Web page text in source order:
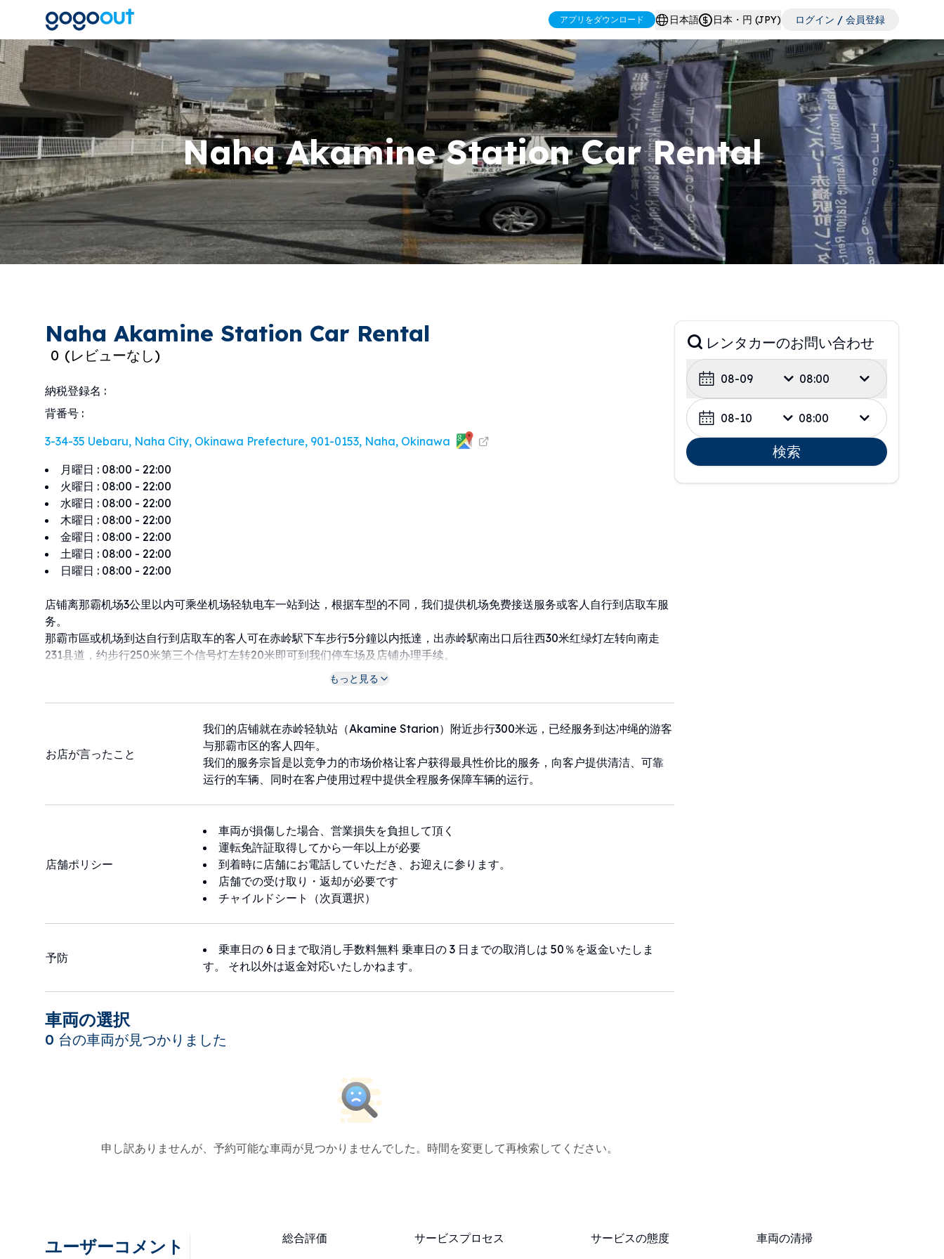
アプリをダウンロード 日本語 日本・円 (JPY) ログイン / 会員登録
Naha Akamine Station Car Rental
Naha Akamine Station Car Rental
0 (レビューなし)
納税登録名 :
背番号 :
3-34-35 Uebaru, Naha City, Okinawa Prefecture, 901-0153, Naha, Okinawa
月曜日 : 08:00 - 22:00
火曜日 : 08:00 - 22:00
水曜日 : 08:00 - 22:00
木曜日 : 08:00 - 22:00
金曜日 : 08:00 - 22:00
土曜日 : 08:00 - 22:00
日曜日 : 08:00 - 22:00
店铺离那霸机场3公里以内可乘坐机场轻轨电车一站到达，根据车型的不同，我们提供机场免费接送服务或客人自行到店取车服
务。
那霸市區或机场到达自行到店取车的客人可在赤岭駅下车步行5分鐘以内抵達，出赤岭駅南出口后往西30米红绿灯左转向南走
231县道，约步行250米第三个信号灯左转20米即可到我们停车场及店铺办理手续。
在那霸机场提供接驳服务的车型请到达后与我们建立联系，一般时段内在航站楼3楼5号门等待接驳车辆。
WhatsApp（+818046908686），Email（max909x@icloud.com），kakaotalk:（okunawa）
如有需要，也可以随时拨打我们的服务电话：+818046908686
もっと見る
お店が言ったこと
我们的店铺就在赤岭轻轨站（Akamine Starion）附近步行300米远，已经服务到达冲绳的游客
与那霸市区的客人四年。
我们的服务宗旨是以竞争力的市场价格让客户获得最具性价比的服务，向客户提供清洁、可靠
运行的车辆、同时在客户使用过程中提供全程服务保障车辆的运行。
店舗ポリシー
車両が損傷した場合、営業損失を負担して頂く
運転免許証取得してから一年以上が必要
到着時に店舗にお電話していただき、お迎えに参ります。
店舗での受け取り・返却が必要です
チャイルドシート（次頁選択）
予防
乗車日の 6 日まで取消し手数料無料 乗車日の 3 日までの取消しは 50％を返金いたしま
す。 それ以外は返金対応いたしかねます。
車両の選択
0 台の車両が見つかりました
申し訳ありませんが、予約可能な車両が見つかりませんでした。時間を変更して再検索してください。
レンタカーのお問い合わせ
08-09 08:00
08-10 08:00
検索
ユーザーコメント 総合評価 サービスプロセス サービスの態度 車両の清掃